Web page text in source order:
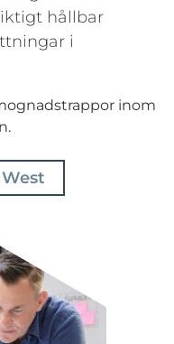
hållbar
i
inom